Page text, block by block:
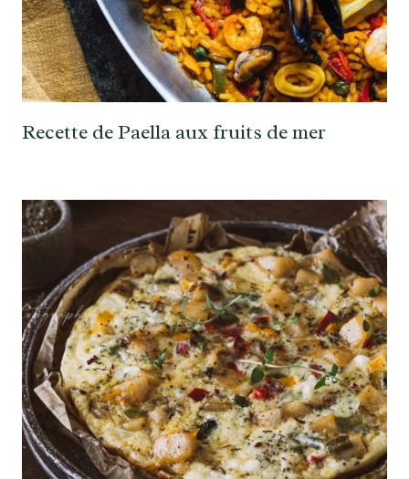
Recette de Paella aux fruits de mer